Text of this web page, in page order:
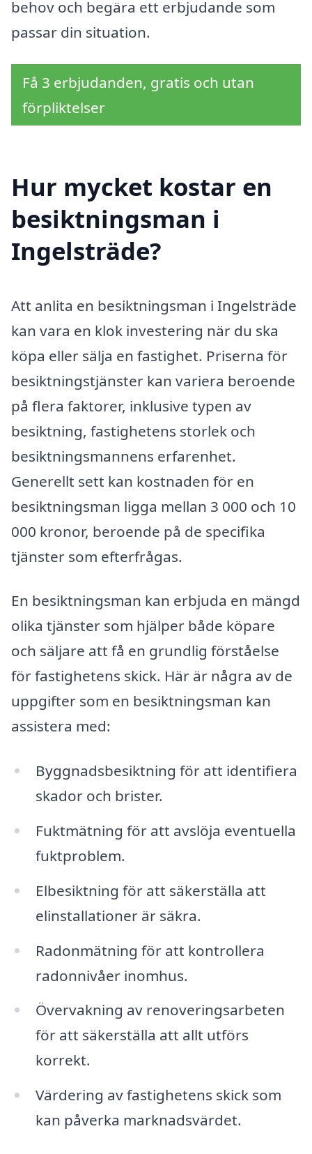
behov och begära ett erbjudande som
passar din situation.
Få 3 erbjudanden, gratis och utan
förpliktelser
Hur mycket kostar en
besiktningsman i
Ingelsträde?
Att anlita en besiktningsman i Ingelsträde
kan vara en klok investering när du ska
köpa eller sälja en fastighet. Priserna för
besiktningstjänster kan variera beroende
på flera faktorer, inklusive typen av
besiktning, fastighetens storlek och
besiktningsmannens erfarenhet.
Generellt sett kan kostnaden för en
besiktningsman ligga mellan 3 000 och 10
000 kronor, beroende på de specifika
tjänster som efterfrågas.
En besiktningsman kan erbjuda en mängd
olika tjänster som hjälper både köpare
och säljare att få en grundlig förståelse
för fastighetens skick. Här är några av de
uppgifter som en besiktningsman kan
assistera med:
Byggnadsbesiktning för att identifiera
skador och brister.
Fuktmätning för att avslöja eventuella
fuktproblem.
Elbesiktning för att säkerställa att
elinstallationer är säkra.
Radonmätning för att kontrollera
radonnivåer inomhus.
Övervakning av renoveringsarbeten
för att säkerställa att allt utförs
korrekt.
Värdering av fastighetens skick som
kan påverka marknadsvärdet.